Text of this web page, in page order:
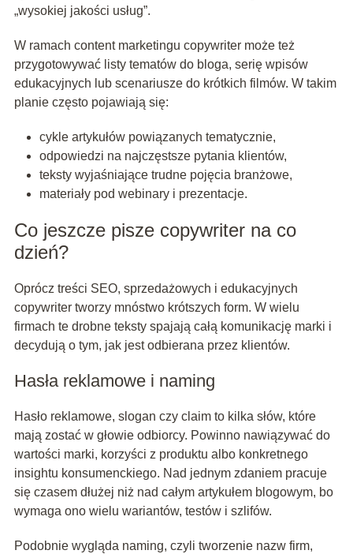
„wysokiej jakości usług”.
W ramach content marketingu copywriter może też
przygotowywać listy tematów do bloga, serię wpisów
edukacyjnych lub scenariusze do krótkich filmów. W takim
planie często pojawiają się:
cykle artykułów powiązanych tematycznie,
odpowiedzi na najczęstsze pytania klientów,
teksty wyjaśniające trudne pojęcia branżowe,
materiały pod webinary i prezentacje.
Co jeszcze pisze copywriter na co
dzień?
Oprócz treści SEO, sprzedażowych i edukacyjnych
copywriter tworzy mnóstwo krótszych form. W wielu
firmach te drobne teksty spajają całą komunikację marki i
decydują o tym, jak jest odbierana przez klientów.
Hasła reklamowe i naming
Hasło reklamowe, slogan czy claim to kilka słów, które
mają zostać w głowie odbiorcy. Powinno nawiązywać do
wartości marki, korzyści z produktu albo konkretnego
insightu konsumenckiego. Nad jednym zdaniem pracuje
się czasem dłużej niż nad całym artykułem blogowym, bo
wymaga ono wielu wariantów, testów i szlifów.
Podobnie wygląda naming, czyli tworzenie nazw firm,